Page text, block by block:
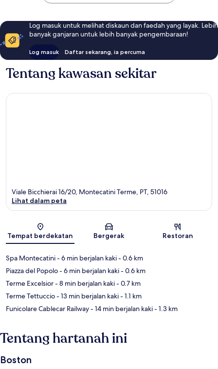
Log masuk untuk melihat diskaun dan faedah yang layak. Lebih
banyak ganjaran untuk lebih banyak pengembaraan!
Log masuk Daftar sekarang, ia percuma
Tentang kawasan sekitar
Peta
Viale Bicchierai 16/20, Montecatini Terme, PT, 51016
Lihat dalam peta
Tempat berdekatan Bergerak Restoran
Spa Montecatini- 6 min berjalan kaki- 0.6 km
Piazza del Popolo- 6 min berjalan kaki- 0.6 km
Terme Excelsior- 8 min berjalan kaki- 0.7 km
Terme Tettuccio- 13 min berjalan kaki- 1.1 km
Funicolare Cablecar Railway- 14 min berjalan kaki- 1.3 km
Tentang hartanah ini
Boston